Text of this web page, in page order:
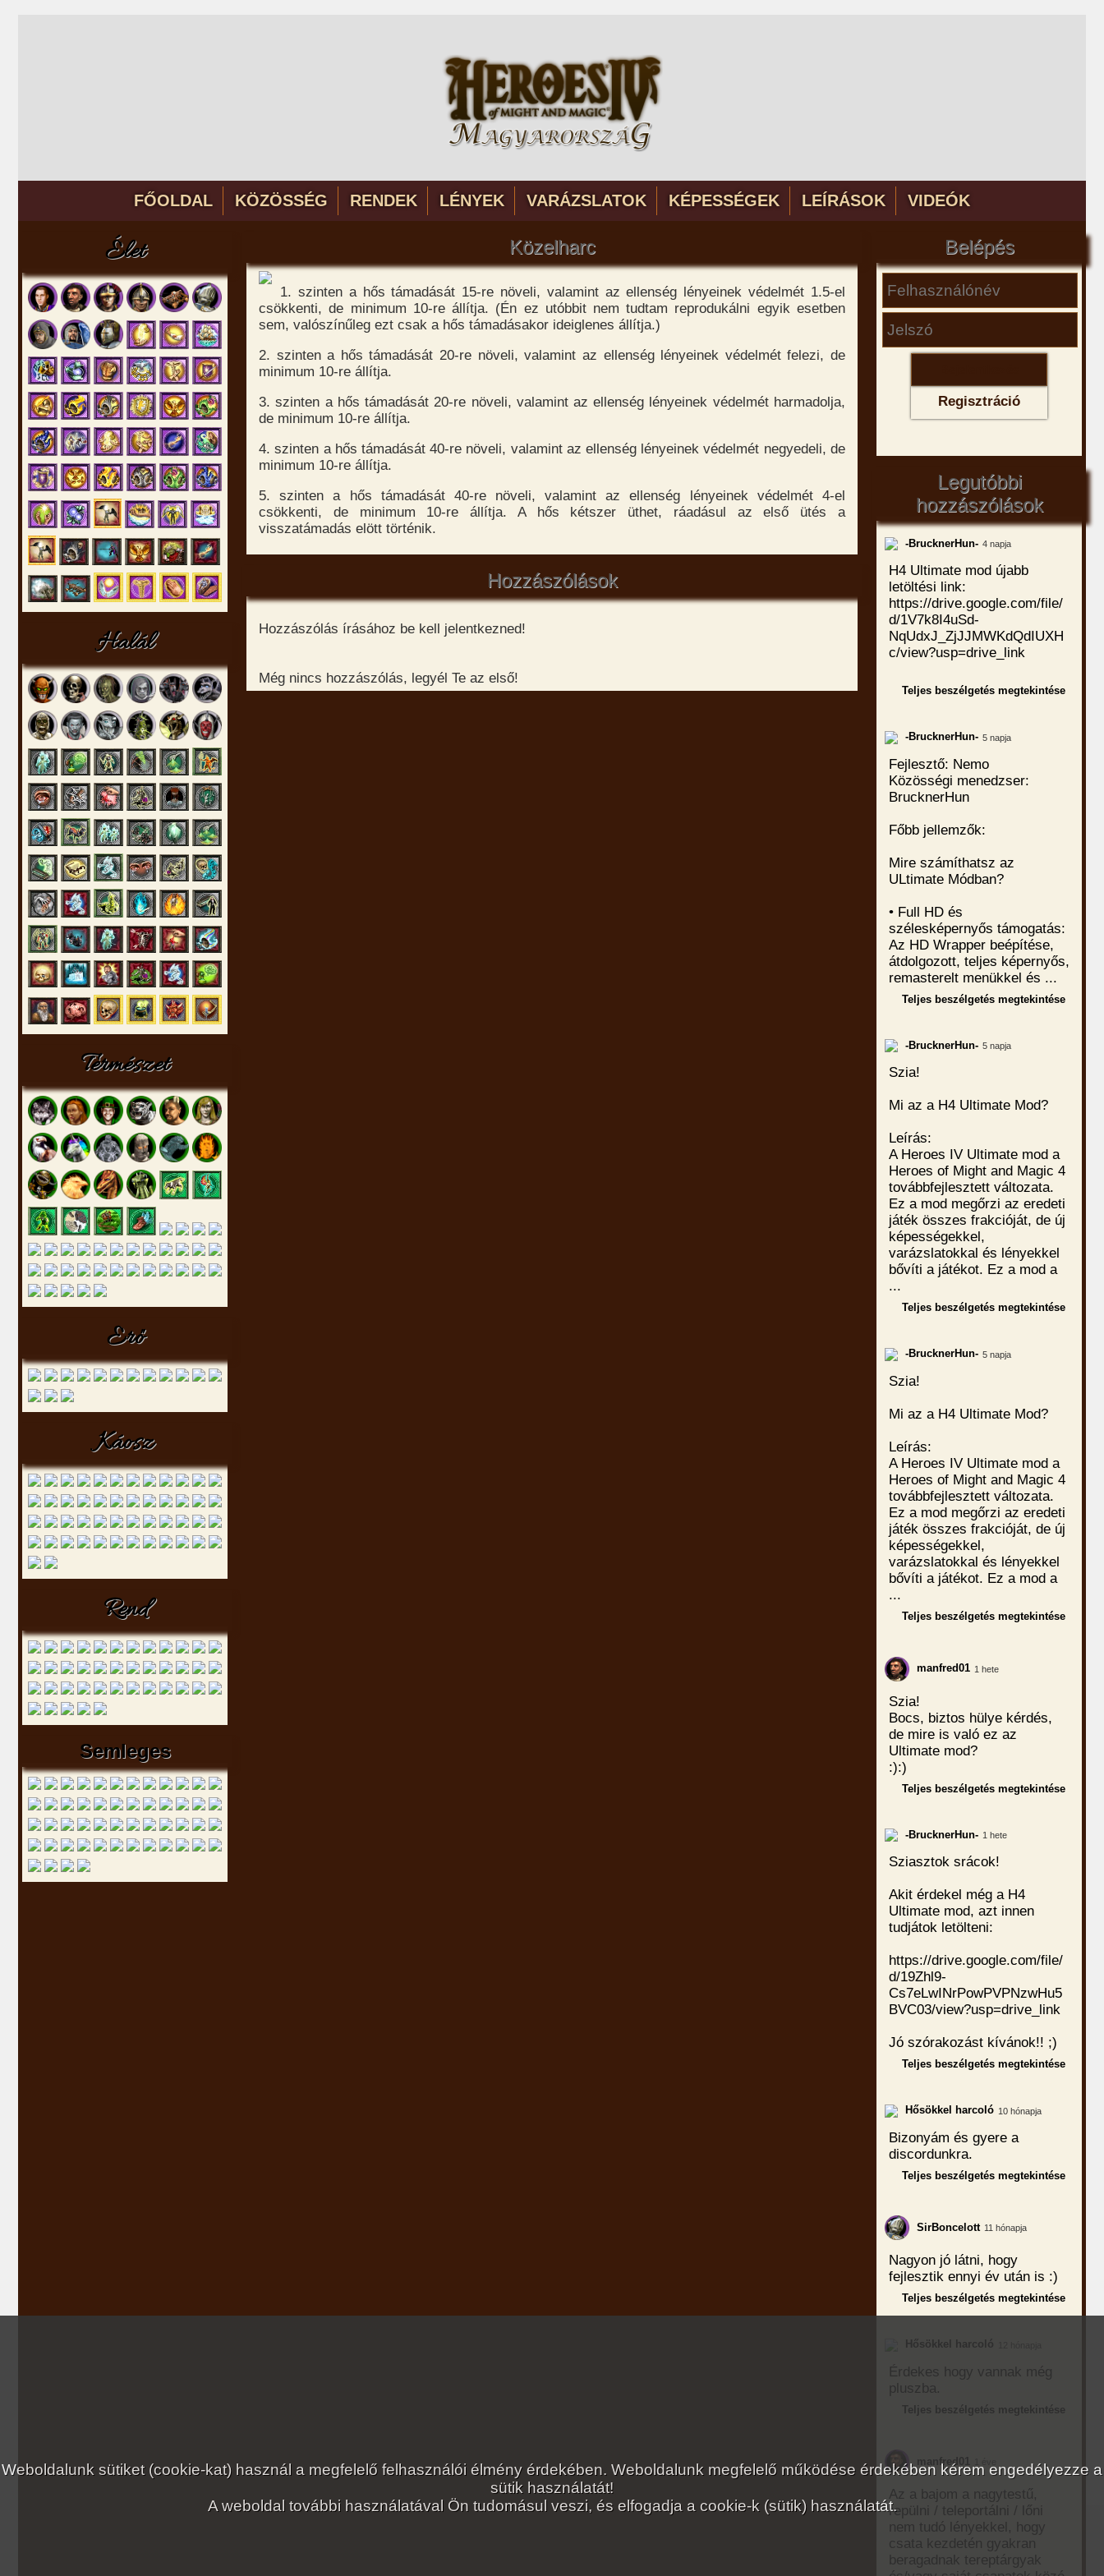
FŐOLDAL KÖZÖSSÉG RENDEK LÉNYEK VARÁZSLATOK KÉPESSÉGEK LEÍRÁSOK VIDEÓK
Élet
Halál
Természet
Erő
Káosz
Rend
Semleges
Közelharc
1. szinten a hős támadását 15-re növeli, valamint az ellenség lényeinek védelmét 1.5-el
csökkenti, de minimum 10-re állítja. (Én ez utóbbit nem tudtam reprodukálni egyik esetben
sem, valószínűleg ezt csak a hős támadásakor ideiglenes állítja.)
2. szinten a hős támadását 20-re növeli, valamint az ellenség lényeinek védelmét felezi, de
minimum 10-re állítja.
3. szinten a hős támadását 20-re növeli, valamint az ellenség lényeinek védelmét harmadolja,
de minimum 10-re állítja.
4. szinten a hős támadását 40-re növeli, valamint az ellenség lényeinek védelmét negyedeli, de
minimum 10-re állítja.
5. szinten a hős támadását 40-re növeli, valamint az ellenség lényeinek védelmét 4-el
csökkenti, de minimum 10-re állítja. A hős kétszer üthet, ráadásul az első ütés a
visszatámadás elött történik.
Hozzászólások
Hozzászólás írásához be kell jelentkezned!
Még nincs hozzászólás, legyél Te az első!
Weboldalunk sütiket (cookie-kat) használ a megfelelő felhasználói élmény érdekében. Weboldalunk megfelelő működése érdekében kérem engedélyezze a
sütik használatát!
A weboldal további használatával Ön tudomásul veszi, és elfogadja a cookie-k (sütik) használatát.
Belépés
Regisztráció
Legutóbbi
hozzászólások
-BrucknerHun- 4 napja
H4 Ultimate mod újabb
letöltési link:
https://drive.google.com/file/
d/1V7k8I4uSd-
NqUdxJ_ZjJJMWKdQdIUXH
c/view?usp=drive_link
Teljes beszélgetés megtekintése
-BrucknerHun- 5 napja
Fejlesztő: Nemo
Közösségi menedzser:
BrucknerHun
Főbb jellemzők:
Mire számíthatsz az
ULtimate Módban?
• Full HD és
szélesképernyős támogatás:
Az HD Wrapper beépítése,
átdolgozott, teljes képernyős,
remasterelt menükkel és ...
Teljes beszélgetés megtekintése
-BrucknerHun- 5 napja
Szia!
Mi az a H4 Ultimate Mod?
Leírás:
A Heroes IV Ultimate mod a
Heroes of Might and Magic 4
továbbfejlesztett változata.
Ez a mod megőrzi az eredeti
játék összes frakcióját, de új
képességekkel,
varázslatokkal és lényekkel
bővíti a játékot. Ez a mod a
...
Teljes beszélgetés megtekintése
-BrucknerHun- 5 napja
Szia!
Mi az a H4 Ultimate Mod?
Leírás:
A Heroes IV Ultimate mod a
Heroes of Might and Magic 4
továbbfejlesztett változata.
Ez a mod megőrzi az eredeti
játék összes frakcióját, de új
képességekkel,
varázslatokkal és lényekkel
bővíti a játékot. Ez a mod a
...
Teljes beszélgetés megtekintése
manfred01 1 hete
Szia!
Bocs, biztos hülye kérdés,
de mire is való ez az
Ultimate mod?
:):)
Teljes beszélgetés megtekintése
-BrucknerHun- 1 hete
Sziasztok srácok!
Akit érdekel még a H4
Ultimate mod, azt innen
tudjátok letölteni:
https://drive.google.com/file/
d/19Zhl9-
Cs7eLwINrPowPVPNzwHu5
BVC03/view?usp=drive_link
Jó szórakozást kívánok!! ;)
Teljes beszélgetés megtekintése
Hősökkel harcoló 10 hónapja
Bizonyám és gyere a
discordunkra.
Teljes beszélgetés megtekintése
SirBoncelott 11 hónapja
Nagyon jó látni, hogy
fejlesztik ennyi év után is :)
Teljes beszélgetés megtekintése
Hősökkel harcoló
Érdekes hogy vannak még
pluszba.
Teljes beszélgetés megtekintése
manfred01
Az a bajom a nagytestű,
repülni / teleportálni / lőni
nem tudó lényekkel, hogy
csata kezdetén gyakran
beragadnak tereptárgyak